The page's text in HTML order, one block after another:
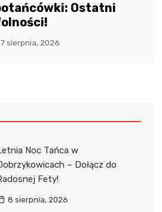
Ostatni
7 sierpnia, 2026
Noc Tańca w
– Dołącz do
Fety!
8 sierpnia, 2026